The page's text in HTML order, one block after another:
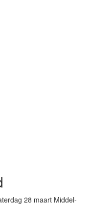
28 maart Middel-